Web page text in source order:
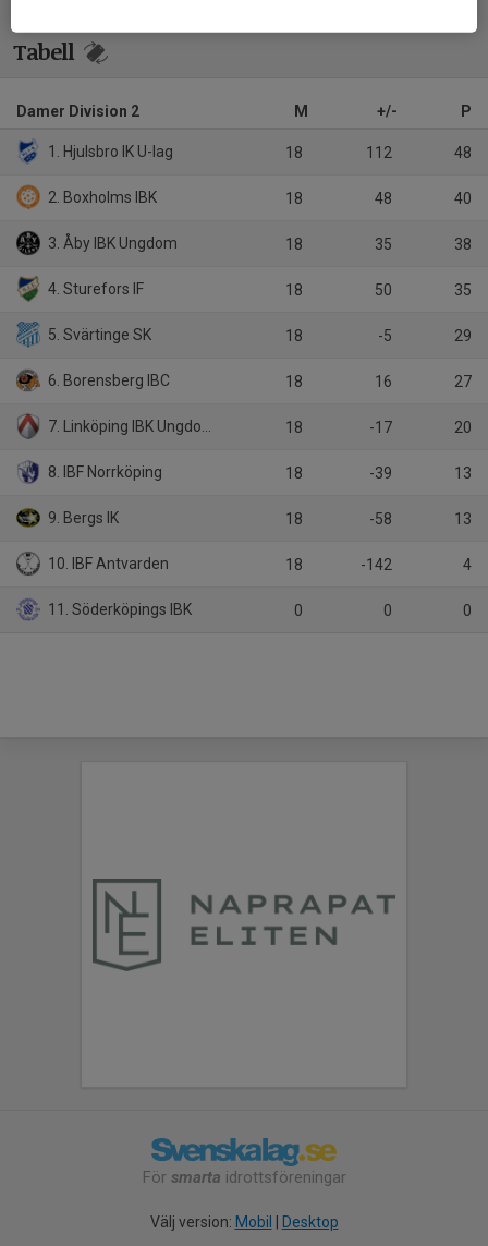
Tabell
Damer Division 2 M +/- P
1. Hjulsbro IK U-lag 18 112 48
2. Boxholms IBK 18 48 40
3. Åby IBK Ungdom 18 35 38
4. Sturefors IF 18 50 35
5. Svärtinge SK 18 -5 29
6. Borensberg IBC 18 16 27
7. Linköping IBK Ungdom U-lag 18 -17 20
8. IBF Norrköping 18 -39 13
9. Bergs IK 18 -58 13
10. IBF Antvarden 18 -142 4
11. Söderköpings IBK 0 0 0
För smarta idrottsföreningar
Välj version: Mobil Desktop